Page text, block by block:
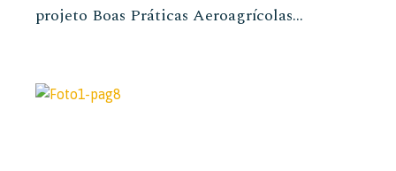
projeto Boas Práticas Aeroagrícolas...